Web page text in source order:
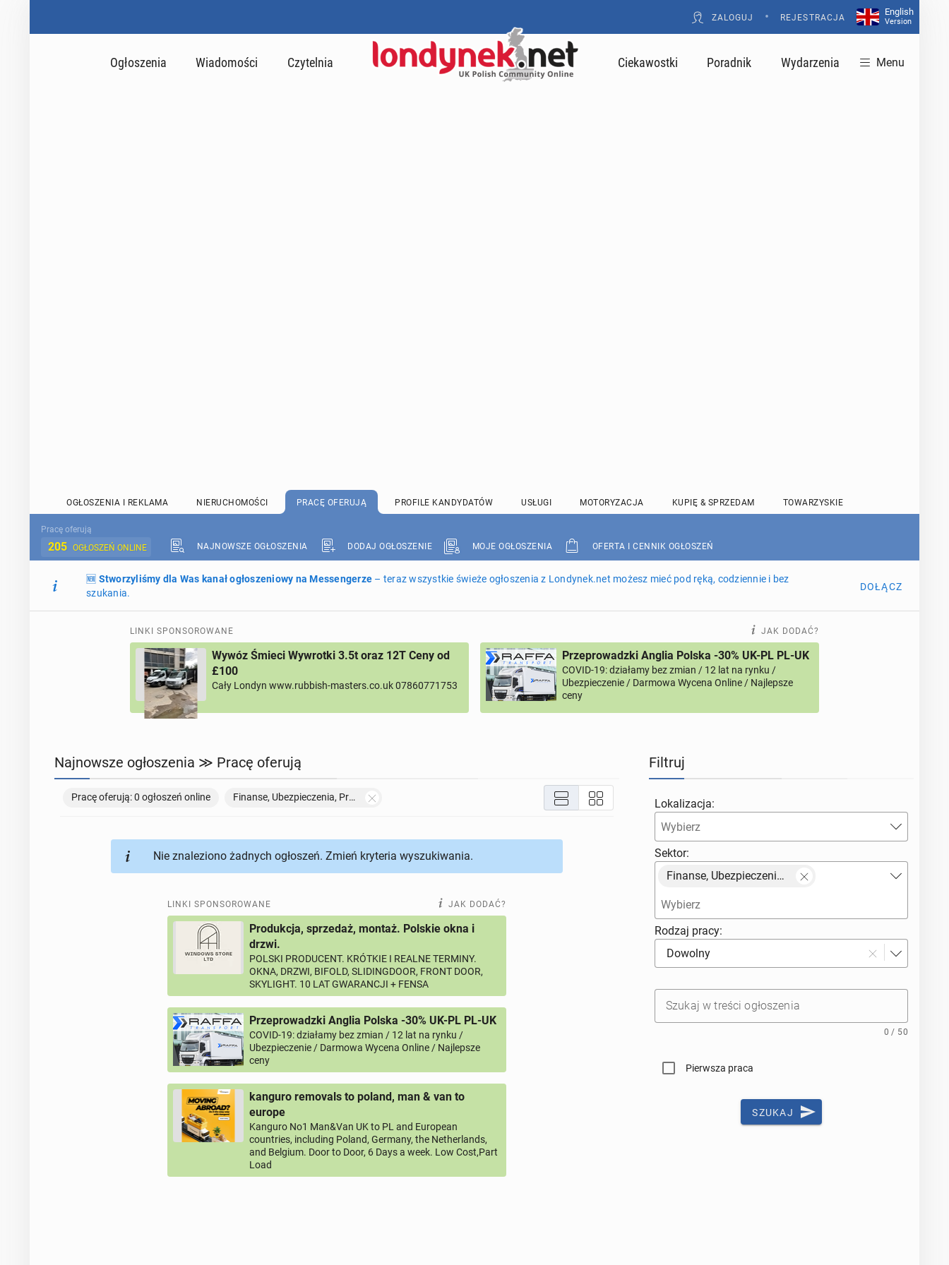
ZALOGUJ • REJESTRACJA
English
Version
Ogłoszenia Wiadomości Czytelnia Ciekawostki Poradnik Wydarzenia Menu
OGŁOSZENIA I REKLAMA NIERUCHOMOŚCI PRACĘ OFERUJĄ PROFILE KANDYDATÓW USŁUGI MOTORYZACJA KUPIĘ & SPRZEDAM TOWARZYSKIE
Pracę oferują
205 OGŁOSZEŃ ONLINE NAJNOWSZE OGŁOSZENIA DODAJ OGŁOSZENIE MOJE OGŁOSZENIA OFERTA I CENNIK OGŁOSZEŃ
🆕 Stworzyliśmy dla Was kanał ogłoszeniowy na Messengerze – teraz wszystkie świeże ogłoszenia z Londynek.net możesz mieć pod ręką, codziennie i bez
szukania.
DOŁĄCZ
LINKI SPONSOROWANE JAK DODAĆ?
Wywóz Śmieci Wywrotki 3.5t oraz 12T Ceny od
£100
Cały Londyn www.rubbish-masters.co.uk 07860771753
Przeprowadzki Anglia Polska -30% UK-PL PL-UK
COVID-19: działamy bez zmian / 12 lat na rynku /
Ubezpieczenie / Darmowa Wycena Online / Najlepsze
ceny
Najnowsze ogłoszenia ≫ Pracę oferują
Pracę oferują: 0 ogłoszeń online Finanse, Ubezpieczenia, Prawo
Nie znaleziono żadnych ogłoszeń. Zmień kryteria wyszukiwania.
LINKI SPONSOROWANE JAK DODAĆ?
Produkcja, sprzedaż, montaż. Polskie okna i
drzwi.
POLSKI PRODUCENT. KRÓTKIE I REALNE TERMINY.
OKNA, DRZWI, BIFOLD, SLIDINGDOOR, FRONT DOOR,
SKYLIGHT. 10 LAT GWARANCJI + FENSA
Przeprowadzki Anglia Polska -30% UK-PL PL-UK
COVID-19: działamy bez zmian / 12 lat na rynku /
Ubezpieczenie / Darmowa Wycena Online / Najlepsze
ceny
kanguro removals to poland, man & van to
europe
Kanguro No1 Man&Van UK to PL and European
countries, including Poland, Germany, the Netherlands,
and Belgium. Door to Door, 6 Days a week. Low Cost,Part
Load
Filtruj
Lokalizacja:
Sektor:
Finanse, Ubezpieczenia, Prawo
Rodzaj pracy:
Dowolny
Szukaj w treści ogłoszenia
0 / 50
Pierwsza praca
SZUKAJ